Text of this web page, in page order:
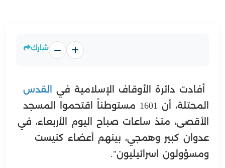
شارك
أفادت دائرة الأوقاف الإسلامية في القدس
المحتلة، أن 1601 مستوطناً اقتحموا المسجد
الأقصى، منذ ساعات صباح اليوم الأربعاء، في
عدوان كبير وهمجي، بينهم أعضاء كنيست
ومسؤولون اسرائيليون".